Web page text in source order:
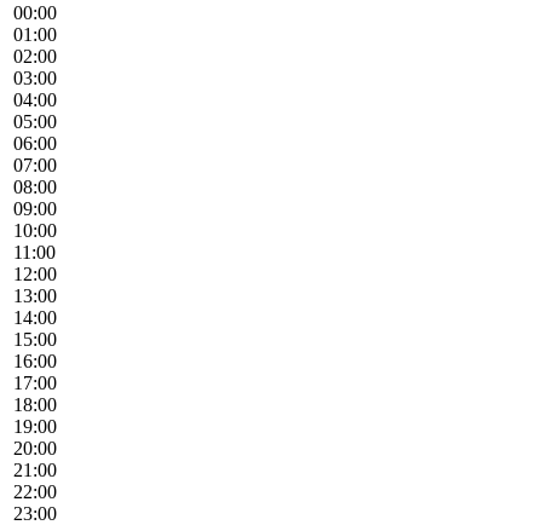
00:00
01:00
02:00
03:00
04:00
05:00
06:00
07:00
08:00
09:00
10:00
11:00
12:00
13:00
14:00
15:00
16:00
17:00
18:00
19:00
20:00
21:00
22:00
23:00